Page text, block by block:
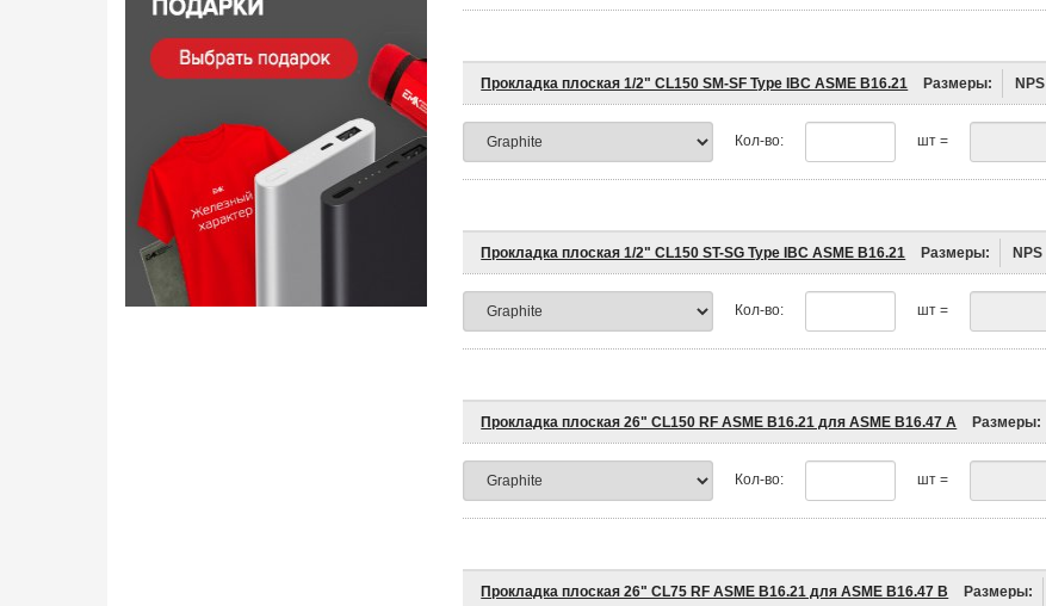
Прокладка плоская 1/2" CL150 SM-SF Type IBC ASME B16.21 Размеры: NPS
Кол-во: шт =
Прокладка плоская 1/2" CL150 ST-SG Type IBC ASME B16.21 Размеры: NPS
Кол-во: шт =
Прокладка плоская 26" CL150 RF ASME B16.21 для ASME B16.47 A Размеры:
Кол-во: шт =
Прокладка плоская 26" CL75 RF ASME B16.21 для ASME B16.47 B Размеры: